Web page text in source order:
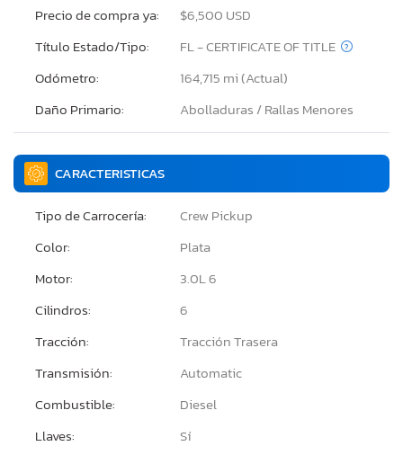
Precio de compra ya:
$6,500 USD
Título Estado/Tipo:
FL - CERTIFICATE OF TITLE
Odómetro:
164,715 mi (Actual)
Daño Primario:
Abolladuras / Rallas Menores
CARACTERISTICAS
Tipo de Carrocería:
Crew Pickup
Color:
Plata
Motor:
3.0L 6
Cilindros:
6
Tracción:
Tracción Trasera
Transmisión:
Automatic
Combustible:
Diesel
Llaves:
Sí